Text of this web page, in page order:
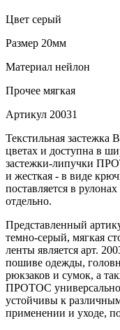
Цвет серый
Размер 20мм
Материал нейлон
Прочее мягкая
Артикул 20031
Текстильная застежка
цветах и доступна в
застежки-липучки
и жесткая - в виде
поставляется в
отдельно.
Представленный
темно-серый, мягкая
ленты является арт.
пошиве одежды,
рюкзаков и сумок, а
ПРОТОС
устойчивы к
применении и уходе,